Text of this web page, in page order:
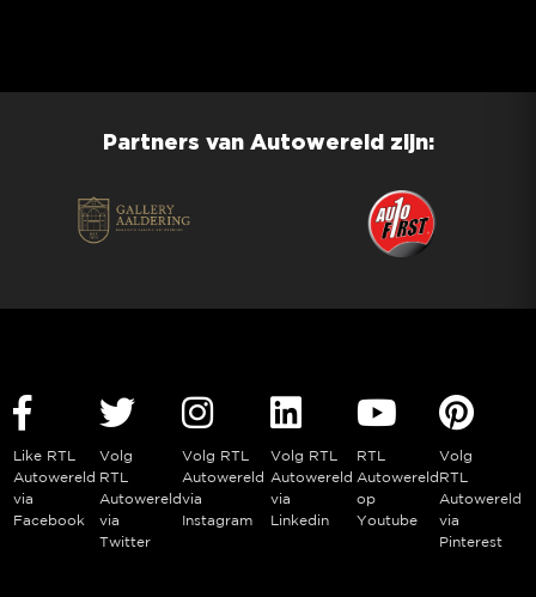
Partners van Autowereld zijn:
Like RTL
Autowereld
via
Facebook
Volg
RTL
Autowereld
via
Twitter
Volg RTL
Autowereld
via
Instagram
Volg RTL
Autowereld
via
Linkedin
RTL
Autowereld
op
Youtube
Volg
RTL
Autowereld
via
Pinterest